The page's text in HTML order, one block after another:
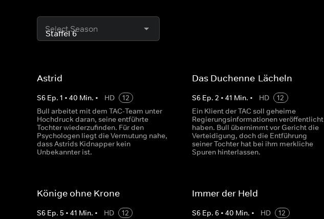
Select Season
Astrid
S6 Ep. 1 • 40 Min. • HD
12
Bull arbeitet mit dem TAC-Team unter
Hochdruck daran, seine entführte
Tochter wiederzufinden. Für den
Psychologen liegt die Vermutung nahe,
dass Astrids Kidnapper kein
Unbekannter ist.
Das Duchenne-Lächeln
S6 Ep.2 •41 Min. • HD
12
Ein Klient der TAC soll geheime
Regierungsinformationen veröffentlicht
haben. Bull übernimmt vor Gericht die
Verteidigung, doch die Entführung
seiner Tochter hat bei ihm merkliche
Spuren hinterlassen.
Könige ohne Krone
S6 Ep. 5 • 41 Min. • HD
12
Immer der Held
S6 Ep.6 •40 Min. • HD
12